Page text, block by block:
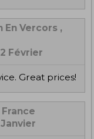
En Vercors ,
Février
Great prices!